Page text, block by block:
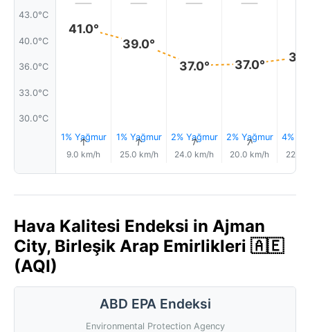
43.0°C
40.0°C
36.0°C
33.0°C
30.0°C
41.0°
1% Yağmur
↑
9.0 km/h
39.0°
1% Yağmur
↑
25.0 km/h
37.0°
2% Yağmur
↑
24.0 km/h
37.0°
2% Yağmur
↑
20.0 km/h
4%
22.0
Hava Kalitesi Endeksi in Ajman
City, Birleşik Arap Emirlikleri 🇦🇪
(AQI)
ABD EPA Endeksi
Environmental Protection Agency